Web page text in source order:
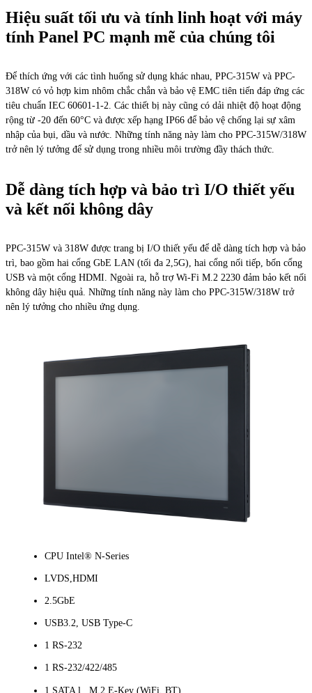
Hiệu suất tối ưu và tính linh hoạt với máy
tính Panel PC mạnh mẽ của chúng tôi
Để thích ứng với các tình huống sử dụng khác nhau, PPC-315W và PPC-
318W có vỏ hợp kim nhôm chắc chắn và bảo vệ EMC tiên tiến đáp ứng các
tiêu chuẩn IEC 60601-1-2. Các thiết bị này cũng có dải nhiệt độ hoạt động
rộng từ -20 đến 60°C và được xếp hạng IP66 để bảo vệ chống lại sự xâm
nhập của bụi, dầu và nước. Những tính năng này làm cho PPC-315W/318W
trở nên lý tưởng để sử dụng trong nhiều môi trường đầy thách thức.
Dễ dàng tích hợp và bảo trì I/O thiết yếu
và kết nối không dây
PPC-315W và 318W được trang bị I/O thiết yếu để dễ dàng tích hợp và bảo
trì, bao gồm hai cổng GbE LAN (tối đa 2,5G), hai cổng nối tiếp, bốn cổng
USB và một cổng HDMI. Ngoài ra, hỗ trợ Wi-Fi M.2 2230 đảm bảo kết nối
không dây hiệu quả. Những tính năng này làm cho PPC-315W/318W trở
nên lý tưởng cho nhiều ứng dụng.
CPU Intel® N-Series
LVDS,HDMI
2.5GbE
USB3.2, USB Type-C
1 RS-232
1 RS-232/422/485
1 SATA l M.2 E-Key (WiFi, BT)